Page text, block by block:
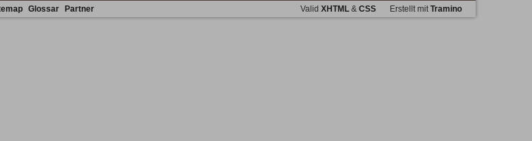
Glossar Partner Erstellt mit Tramino
Valid XHTML & CSS